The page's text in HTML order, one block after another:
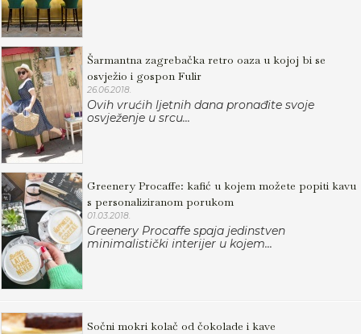
Šarmantna zagrebačka retro oaza u kojoj bi se
osvježio i gospon Fulir
26.06.2018.
Ovih vrućih ljetnih dana pronađite svoje
osvježenje u srcu...
Greenery Procaffe: kafić u kojem možete popiti kavu
s personaliziranom porukom
01.03.2018.
Greenery Procaffe spaja jedinstven
minimalistički interijer u kojem...
Sočni mokri kolač od čokolade i kave